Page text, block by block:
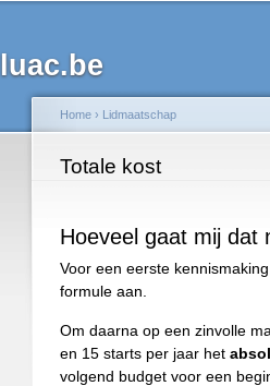
luac.be
U bent hier
Home › Lidmaatschap
Totale kost
Hoeveel gaat mij dat
Voor een eerste
formule aan.
Om daarna op een zinvolle
en 15 starts per jaar het
volgend budget voor een